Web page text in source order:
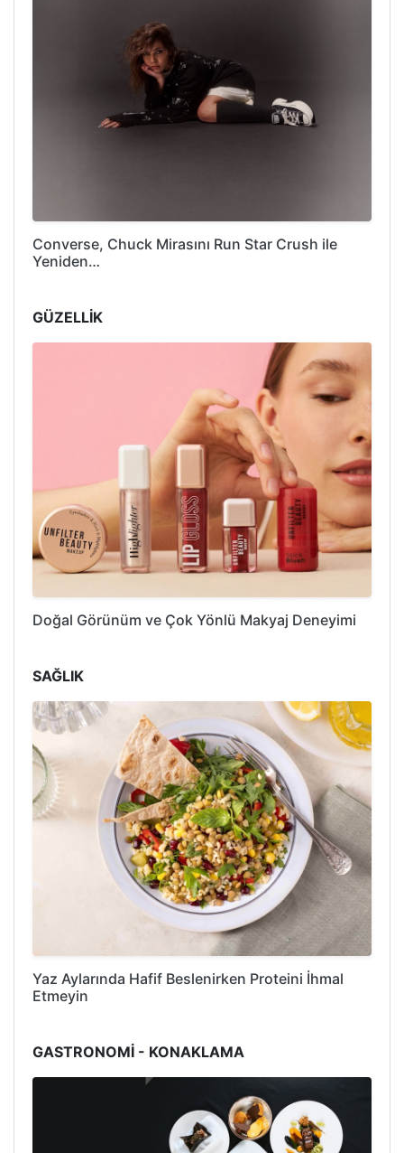
Converse, Chuck Mirasını Run Star Crush ile
Yeniden…
GÜZELLİK
Doğal Görünüm ve Çok Yönlü Makyaj Deneyimi
SAĞLIK
Yaz Aylarında Hafif Beslenirken Proteini İhmal
Etmeyin
GASTRONOMİ - KONAKLAMA